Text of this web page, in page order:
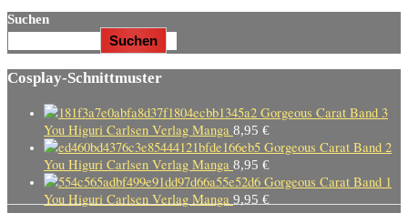
Suchen
Suchen
Cosplay-Schnittmuster
Gorgeous Carat Band 3
You Higuri Carlsen Verlag Manga 8,95 €
Gorgeous Carat Band 2
You Higuri Carlsen Verlag Manga 8,95 €
Gorgeous Carat Band 1
You Higuri Carlsen Verlag Manga 9,95 €